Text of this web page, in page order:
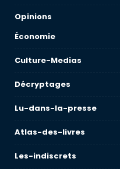
Opinions
Économie
Culture-Medias
Décryptages
Lu-dans-la-presse
Atlas-des-livres
Les-indiscrets